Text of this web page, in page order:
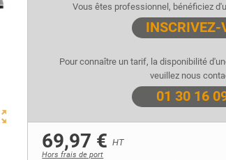
Vous êtes professionnel, bénéficiez
INSCRIVEZ-
Pour connaître un tarif, la disponibilité
veuillez nous
01 30 16
69,97 €HT
Hors frais de port